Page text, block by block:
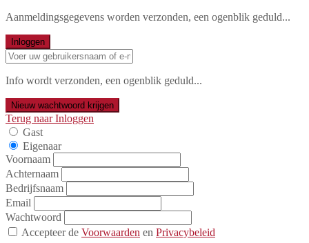
Aanmeldingsgegevens worden verzonden, een ogenblik geduld...
Inloggen
Info wordt verzonden, een ogenblik geduld...
Nieuw wachtwoord krijgen
Terug naar Inloggen
Gast
Eigenaar
Voornaam
Achternaam
Bedrijfsnaam
Email
Wachtwoord
Accepteer de Voorwaarden en Privacybeleid